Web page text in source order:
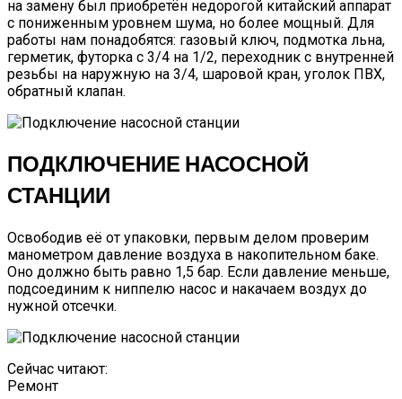
на замену был приобретён недорогой китайский аппарат
с пониженным уровнем шума, но более мощный. Для
работы нам понадобятся: газовый ключ, подмотка льна,
герметик, футорка с 3/4 на 1/2, переходник с внутренней
резьбы на наружную на 3/4, шаровой кран, уголок ПВХ,
обратный клапан.
ПОДКЛЮЧЕНИЕ НАСОСНОЙ
СТАНЦИИ
Освободив её от упаковки, первым делом проверим
манометром давление воздуха в накопительном баке.
Оно должно быть равно 1,5 бар. Если давление меньше,
подсоединим к ниппелю насос и накачаем воздух до
нужной отсечки.
Сейчас читают:
Ремонт